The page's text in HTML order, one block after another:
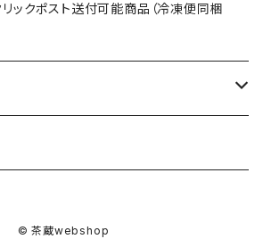
ックポスト送付可能商品（冷凍便同梱
© 茶蔵webshop